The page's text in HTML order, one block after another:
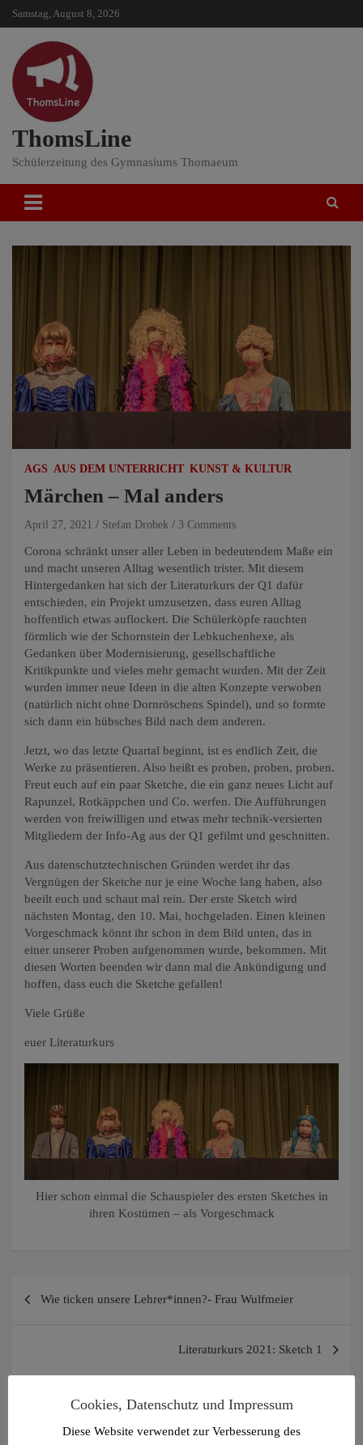
SkipSamstag, August 8, 2026
ThomsLine
Schülerzeitung des Gymnasiums Thomaeum
AGS AUS DEM UNTERRICHT KUNST & KULTUR
Märchen – Mal anders
April 27, 2021 Stefan Drobek 3 Comments
Corona schränkt unser aller Leben in bedeutendem Maße ein
und macht unseren Alltag wesentlich trister. Mit diesem
Hintergedanken hat sich der Literaturkurs der Q1 dafür
entschieden, ein Projekt umzusetzen, dass euren Alltag
hoffentlich etwas auflockert. Die Schülerköpfe rauchten
förmlich wie der Schornstein der Lebkuchenhexe, als
Gedanken über Modernisierung, gesellschaftliche
Kritikpunkte und vieles mehr gemacht wurden. Mit der Zeit
wurden immer neue Ideen in die alten Konzepte verwoben
(natürlich nicht ohne Dornröschens Spindel), und so formte
sich dann ein hübsches Bild nach dem anderen.
Jetzt, wo das letzte Quartal beginnt, ist es endlich Zeit, die
Werke zu präsentieren. Also heißt es proben, proben, proben.
Freut euch auf ein paar Sketche, die ein ganz neues Licht auf
Rapunzel, Rotkäppchen und Co. werfen. Die Aufführungen
werden von freiwilligen und etwas mehr technik-versierten
Mitgliedern der Info-Ag aus der Q1 gefilmt und geschnitten.
Aus datenschutztechnischen Gründen werdet ihr das
Vergnügen der Sketche nur je eine Woche lang haben, also
beeilt euch und schaut mal rein. Der erste Sketch wird
nächsten Montag, den 10. Mai, hochgeladen. Einen kleinen
Vorgeschmack könnt ihr schon in dem Bild unten, das in
einer unserer Proben aufgenommen wurde, bekommen. Mit
diesen Worten beenden wir dann mal die Ankündigung und
hoffen, dass euch die Sketche gefallen!
Viele Grüße
euer Literaturkurs
Hier schon einmal die Schauspieler des ersten Sketches in
ihren Kostümen – als Vorgeschmack
Wie ticken unsere Lehrer*innen?- Frau Wulfmeier
Literaturkurs 2021: Sketch 1
3 thoughts on “
Märchen – Mal
Cookies, Datenschutz und Impressum
Diese Website verwendet zur Verbesserung des